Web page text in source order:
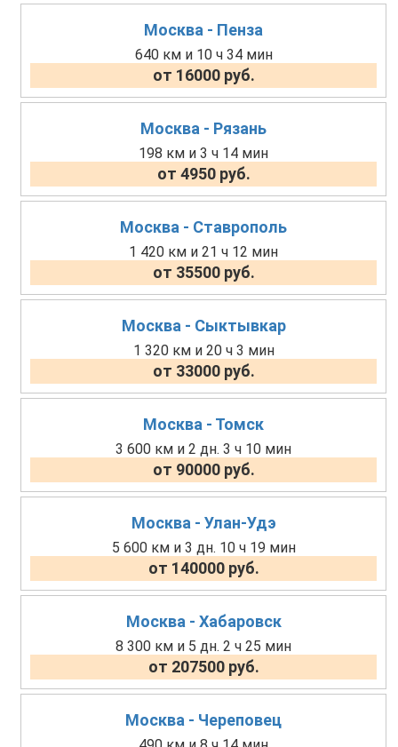
Москва - Пенза
640 км и 10 ч 34 мин
от 16000 руб.
Москва - Рязань
198 км и 3 ч 14 мин
от 4950 руб.
Москва - Ставрополь
1 420 км и 21 ч 12 мин
от 35500 руб.
Москва - Сыктывкар
1 320 км и 20 ч 3 мин
от 33000 руб.
Москва - Томск
3 600 км и 2 дн. 3 ч 10 мин
от 90000 руб.
Москва - Улан-Удэ
5 600 км и 3 дн. 10 ч 19 мин
от 140000 руб.
Москва - Хабаровск
8 300 км и 5 дн. 2 ч 25 мин
от 207500 руб.
Москва - Череповец